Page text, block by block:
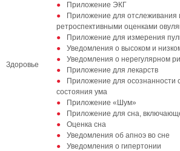
Здоровье
Приложение ЭКГ
Приложение для отслеживания
ретроспективными оценками
Приложение для измерения
Уведомления о высоком и
Уведомления о нерегулярном
Приложение для лекарств
Приложение для осознанности
состояния ума
Приложение «Шум»
Приложение для сна,
Оценка сна
Уведомления об апноэ во сне
Уведомления о гипертонии